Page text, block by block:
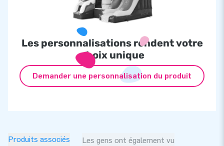
Les personnalisations rendent votre
choix unique
Demander une personnalisation du produit
Produits associés Les gens ont également vu